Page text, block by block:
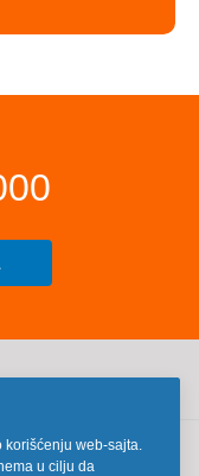
korišćenju web-sajta.
u cilju da